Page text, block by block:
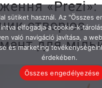
sütiket használ. Az "Összes
elfogadja a cookie-k
való navigáció javítása, a
és marketing
érdekében.
Összes engedélyezése